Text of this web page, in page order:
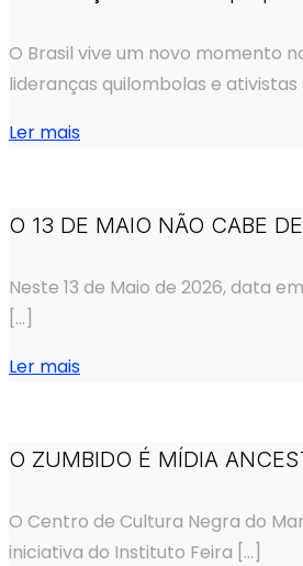
O Brasil vive um novo momento
lideranças quilombolas e ativistas
Ler mais
O 13 DE MAIO NÃO CABE
Neste 13 de Maio de 2026, data
[…]
Ler mais
O ZUMBIDO É MÍDIA
O Centro de Cultura Negra do
iniciativa do Instituto Feira […]